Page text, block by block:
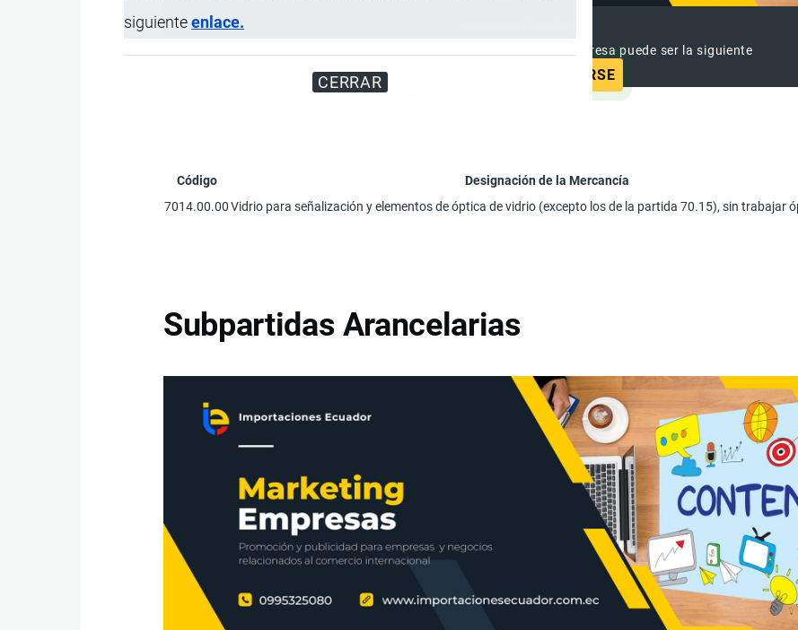
siguienteenlace.
CERRAR
Miles de visitantes ya vieron este anuncio, tu empresa puede ser la siguiente
SUSCRIBIRSE
Código Designación de la Mercancía
7014.00.00Vidrio para señalización y elementos de óptica de vidrio (excepto los de la partida 70.15), sin trabajar
Subpartidas Arancelarias